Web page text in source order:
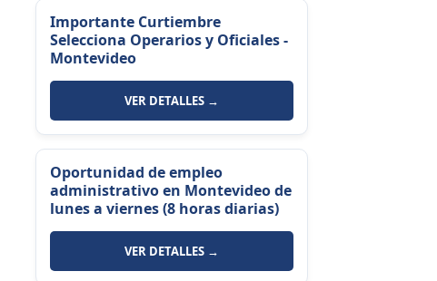
Importante Curtiembre
Selecciona Operarios y Oficiales -
Montevideo
VER DETALLES →
Oportunidad de empleo
administrativo en Montevideo de
lunes a viernes (8 horas diarias)
VER DETALLES →